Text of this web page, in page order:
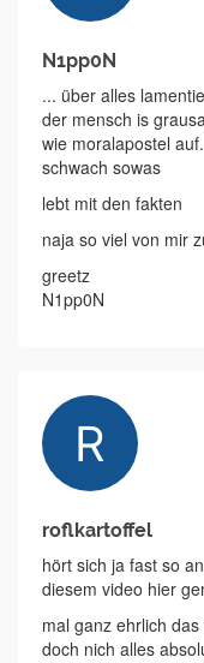
N1pp0N
... über alles
der mensch is
wie moralapostel
schwach sowas
lebt mit den fakten
naja so viel von mir
greetz
N1pp0N
roflkartoffel
hört sich ja fast so
diesem video hier
mal ganz ehrlich
doch nich alles